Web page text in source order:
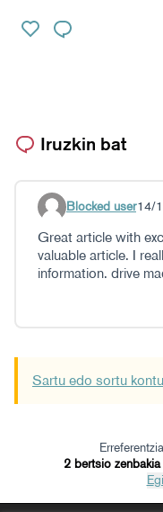
Iruzkin bat
Iruzkindu 55
Blocked user14/
Great article with
valuable article. I
information. drive
Sartu edo sortu
2 bertsio zenbakia